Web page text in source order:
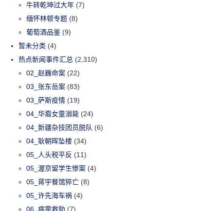
牛转乾坤过大年 (7)
缅怀林顿专题 (8)
葡萄酒品鉴 (9)
暂未分类 (4)
热点新闻事件汇总 (2,310)
02_赵巍命案 (22)
03_张东岳案 (83)
03_萨斯疫情 (19)
04_华裔女童溺毙 (24)
04_新疆杂技团员脱队 (6)
04_耿朝晖坠楼 (34)
05_人头税平反 (11)
05_渥京留学生惨案 (4)
05_蒋宇餐馆猝亡 (8)
05_许先海车祸 (4)
06_病童救助 (7)